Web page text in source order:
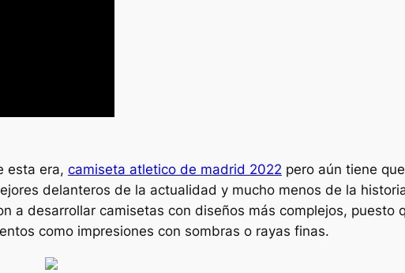
esta era, camiseta atletico de madrid 2022 pero aún tiene
delanteros de la actualidad y mucho menos de la
a desarrollar camisetas con diseños más complejos, puesto
como impresiones con sombras o rayas finas.